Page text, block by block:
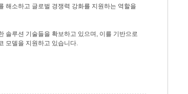
해소하고 글로벌 경쟁력 강화를 지원하는 역할을
솔루션 기술들을 확보하고 있으며, 이를 기반으로
모델을 지원하고 있습니다.